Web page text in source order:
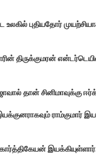
புதியதோர்
திருக்குமரன்
தான் சினிமாவுக்கு
ராம்குமார்